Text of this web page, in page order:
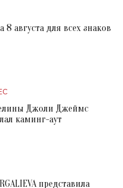
8 августа для всех знаков
Джоли Джеймс
каминг-аут
представила